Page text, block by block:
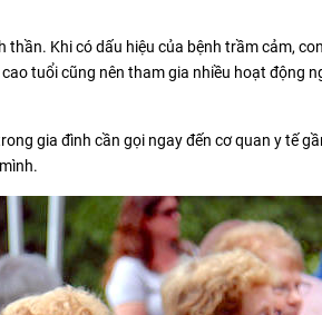
Khi có dấu hiệu của bệnh trầm cảm,
tuổi cũng nên tham gia nhiều hoạt động
gia đình cần gọi ngay đến cơ quan y tế